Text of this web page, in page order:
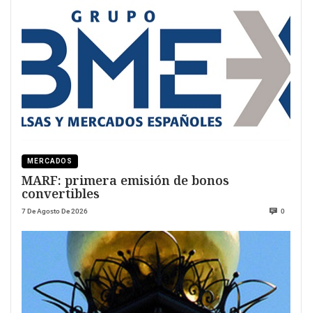
MERCADOS
MARF: primera emisión de bonos
convertibles
7 De Agosto De 2026 0